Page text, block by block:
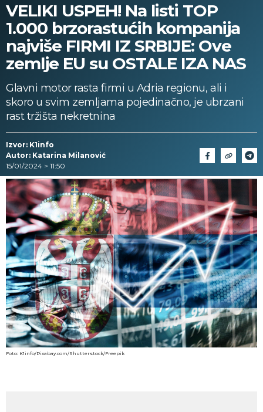
VELIKI USPEH! Na listi TOP
1.000 brzorastućih kompanija
najviše FIRMI IZ SRBIJE: Ove
zemlje EU su OSTALE IZA NAS
Glavni motor rasta firmi u Adria regionu, ali i
skoro u svim zemljama pojedinačno, je ubrzani
rast tržišta nekretnina
Izvor: K1info
Autor: Katarina Milanović
15/01/2024 > 11:50
Foto: K1info/Pixabay.com/Shutterstock/Freepik